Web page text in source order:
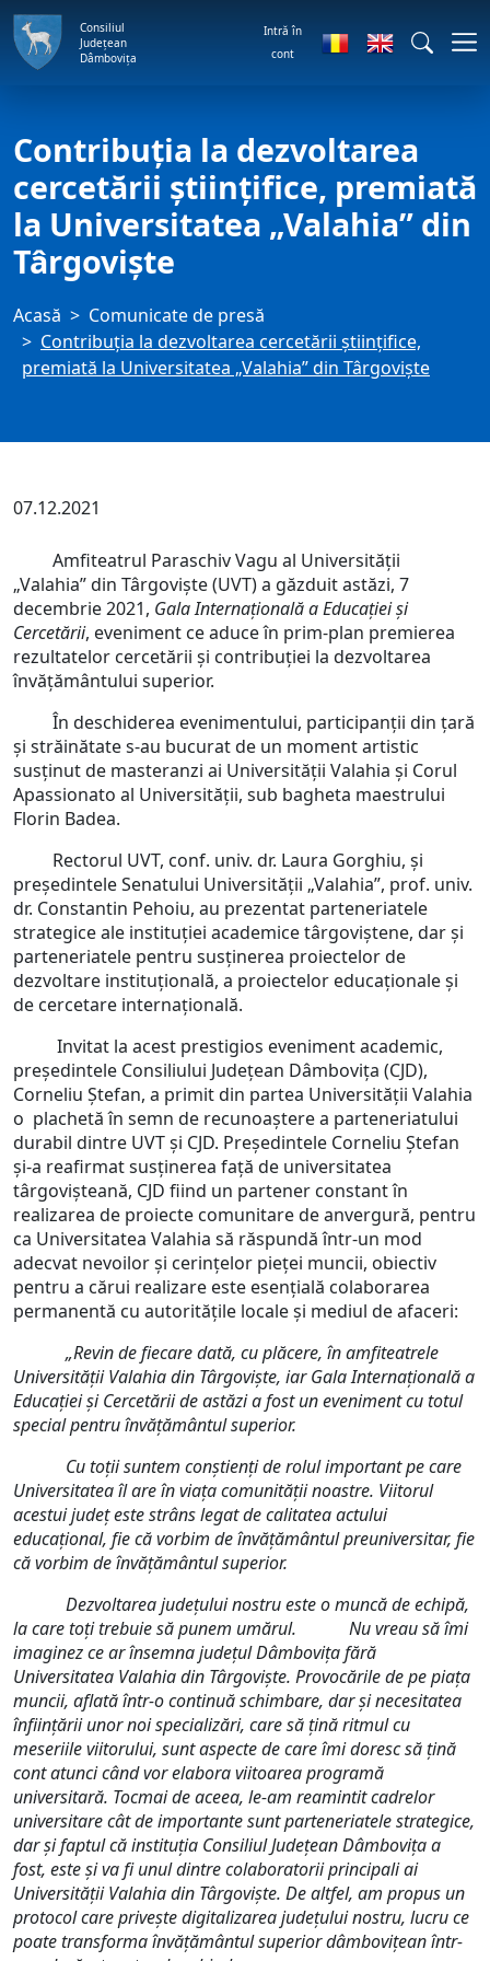
Consiliul
Județean
Dâmbovița
Intră în
cont
Contribuția la dezvoltarea
cercetării științifice, premiată
la Universitatea „Valahia” din
Târgoviște
Acasă
Comunicate de presă
Contribuția la dezvoltarea cercetării științifice,
premiată la Universitatea „Valahia” din Târgoviște
07.12.2021
Amfiteatrul Paraschiv Vagu al Universității
„Valahia” din Târgoviște (UVT) a găzduit astăzi, 7
decembrie 2021, Gala Internațională a Educației și
Cercetării, eveniment ce aduce în prim-plan premierea
rezultatelor cercetării și contribuției la dezvoltarea
învățământului superior.
În deschiderea evenimentului, participanții din țară
și străinătate s-au bucurat de un moment artistic
susținut de masteranzi ai Universității Valahia și Corul
Apassionato al Universității, sub bagheta maestrului
Florin Badea.
Rectorul UVT, conf. univ. dr. Laura Gorghiu, și
președintele Senatului Universității „Valahia”, prof. univ.
dr. Constantin Pehoiu, au prezentat parteneriatele
strategice ale instituției academice târgoviștene, dar și
parteneriatele pentru susținerea proiectelor de
dezvoltare instituțională, a proiectelor educaționale și
de cercetare internațională.
Invitat la acest prestigios eveniment academic,
președintele Consiliului Județean Dâmbovița (CJD),
Corneliu Ștefan, a primit din partea Universității Valahia
o plachetă în semn de recunoaștere a parteneriatului
durabil dintre UVT și CJD. Președintele Corneliu Ștefan
și-a reafirmat susținerea față de universitatea
târgovișteană, CJD fiind un partener constant în
realizarea de proiecte comunitare de anvergură, pentru
ca Universitatea Valahia să răspundă într-un mod
adecvat nevoilor și cerințelor pieței muncii, obiectiv
pentru a cărui realizare este esențială colaborarea
permanentă cu autoritățile locale și mediul de afaceri:
„Revin de fiecare dată, cu plăcere, în amfiteatrele
Universității Valahia din Târgoviște, iar Gala Internațională a
Educației și Cercetării de astăzi a fost un eveniment cu totul
special pentru învățământul superior.
Cu toții suntem conștienți de rolul important pe care
Universitatea îl are în viața comunității noastre. Viitorul
acestui județ este strâns legat de calitatea actului
educațional, fie că vorbim de învățământul preuniversitar, fie
că vorbim de învățământul superior.
Dezvoltarea județului nostru este o muncă de echipă,
la care toți trebuie să punem umărul. Nu vreau să îmi
imaginez ce ar însemna județul Dâmbovița fără
Universitatea Valahia din Târgoviște. Provocările de pe piața
muncii, aflată într-o continuă schimbare, dar și necesitatea
înființării unor noi specializări, care să țină ritmul cu
meseriile viitorului, sunt aspecte de care îmi doresc să țină
cont atunci când vor elabora viitoarea programă
universitară. Tocmai de aceea, le-am reamintit cadrelor
universitare cât de importante sunt parteneriatele strategice,
dar și faptul că instituția Consiliul Județean Dâmbovița a
fost, este și va fi unul dintre colaboratorii principali ai
Universității Valahia din Târgoviște. De altfel, am propus un
protocol care privește digitalizarea județului nostru, lucru ce
poate transforma învățământul superior dâmbovițean într-